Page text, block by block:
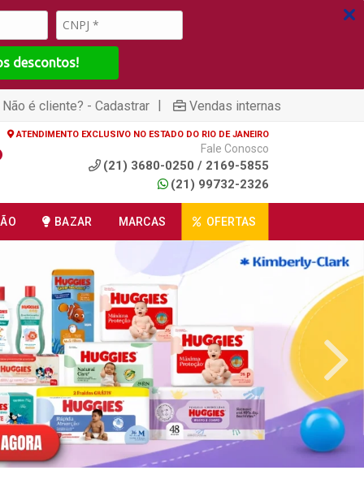
descontos!
Não é cliente? - Cadastrar | Vendas internas
ATENDIMENTO EXCLUSIVO NO ESTADO DO RIO DE JANEIRO
Fale Conosco
(21) 3680-0250 / 2169-5855
(21) 99732-2326
BAZAR MARCAS OFERTAS